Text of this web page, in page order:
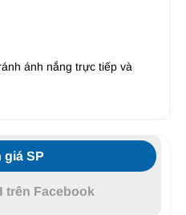
ánh nắng trực tiếp và
giá SP
trên Facebook